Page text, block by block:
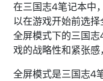
在三国志4笔记本中
以在游戏开始前选择
全屏模式下的三国
戏的战略性和紧张感
全屏模式是三国志4